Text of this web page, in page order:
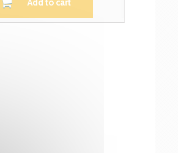
Add to cart